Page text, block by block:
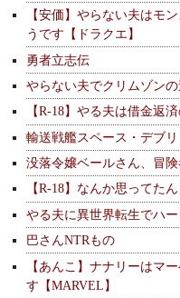
【安価】やらない夫はモ
うです【ドラクエ】
勇者立志伝
やらない夫でクリムゾンの
【R-18】やる夫は借金返
輸送戦艦スペース・デブリ
没落令嬢ベールさん、冒
【R-18】なんか思ってた
やる夫に異世界転生でハ
巴さんNTRもの
【あんこ】ナナリーはマ
す【MARVEL】